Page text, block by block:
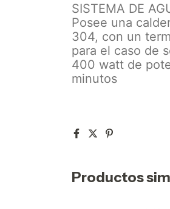
SISTEMA DE
Posee una
304, con un
para el caso de
400 watt de
minutos
Productos